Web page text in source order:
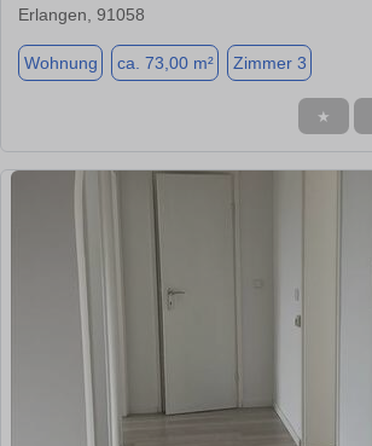
Erlangen, 91058
Wohnung ca. 73,00 m² Zimmer 3
★